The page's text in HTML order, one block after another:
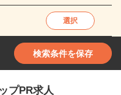
選択
検索条件を保存
プPR求人